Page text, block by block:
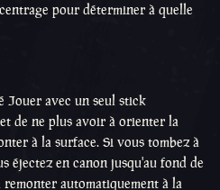
pour déterminer à quelle
Jouer avec un seul stick
de ne plus avoir à orienter la
à la surface. Si vous tombez à
éjectez en canon jusqu'au fond de
automatiquement à la